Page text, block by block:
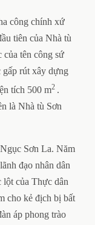
công chính xứ
tiên của Nhà tù
tên công sứ
rút xây dựng
tích 500 m2 .
là Nhà tù Sơn
Sơn La. Năm
đạo nhân dân
lột của Thực dân
cho kẻ địch bị bất
áp phong trào